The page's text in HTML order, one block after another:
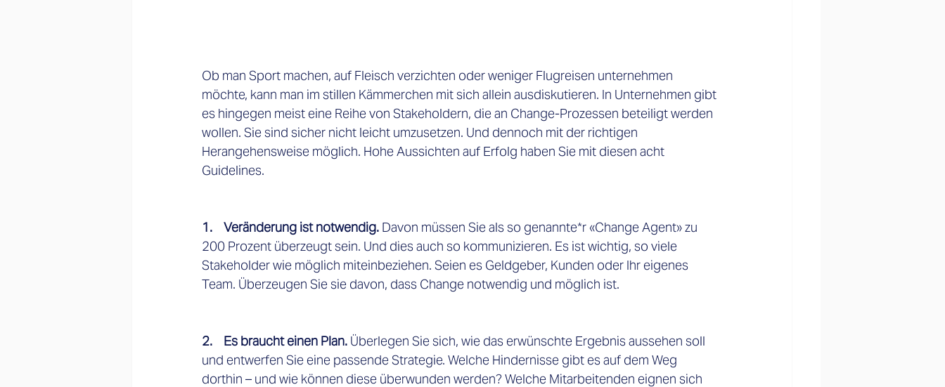
Ob man Sport machen, auf Fleisch verzichten oder weniger Flugreisen unternehmen
möchte, kann man im stillen Kämmerchen mit sich allein ausdiskutieren. In Unternehmen gibt
es hingegen meist eine Reihe von Stakeholdern, die an Change-Prozessen beteiligt werden
wollen. Sie sind sicher nicht leicht umzusetzen. Und dennoch mit der richtigen
Herangehensweise möglich. Hohe Aussichten auf Erfolg haben Sie mit diesen acht
Guidelines.
1.    Veränderung ist notwendig. Davon müssen Sie als so genannte*r «Change Agent» zu
200 Prozent überzeugt sein. Und dies auch so kommunizieren. Es ist wichtig, so viele
Stakeholder wie möglich miteinbeziehen. Seien es Geldgeber, Kunden oder Ihr eigenes
Team. Überzeugen Sie sie davon, dass Change notwendig und möglich ist.
2.    Es braucht einen Plan. Überlegen Sie sich, wie das erwünschte Ergebnis aussehen soll
und entwerfen Sie eine passende Strategie. Welche Hindernisse gibt es auf dem Weg
dorthin – und wie können diese überwunden werden? Welche Mitarbeitenden eignen sich